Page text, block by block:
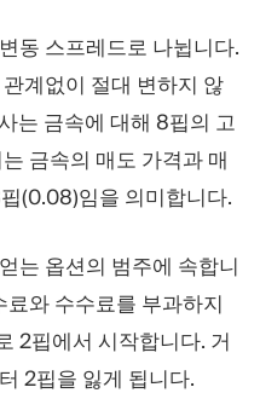
동 스프레드로 나뉩니다.
계없이 절대 변하지 않
는 금속에 대해 8핍의 고
금속의 매도 가격과 매
(0.08)임을 의미합니다.
는 옵션의 범주에 속합니
와 수수료를 부과하지
2핍에서 시작합니다. 거
2핍을 잃게 됩니다.